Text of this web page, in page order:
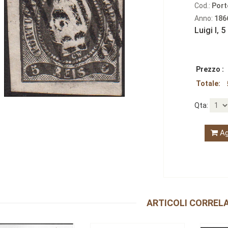
Cod.:
Anno:
Luigi I‚
Prezzo :
Totale:
Qta:
ARTICOLI